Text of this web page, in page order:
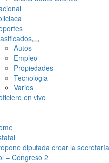
Autos
Empleo
Propiedades
Tecnologia
Varios
en vivo
diputada crear la
– Congreso 2